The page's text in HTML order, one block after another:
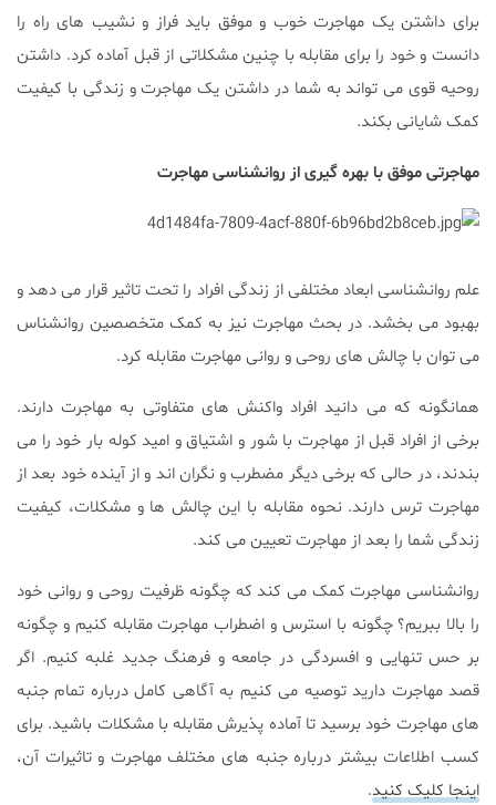
برای داشتن یک مهاجرت خوب و موفق باید فراز و نشیب های راه را
دانست و خود را برای مقابله با چنین مشکلاتی از قبل آماده کرد. داشتن
روحیه قوی می تواند به شما در داشتن یک مهاجرت و زندگی با کیفیت
کمک شایانی بکند.
مهاجرتی موفق با بهره گیری از روانشناسی مهاجرت
علم روانشناسی ابعاد مختلفی از زندگی افراد را تحت تاثیر قرار می دهد و
بهبود می بخشد. در بحث مهاجرت نیز به کمک متخصصین روانشناس
می توان با چالش های روحی و روانی مهاجرت مقابله کرد.
همانگونه که می دانید افراد واکنش های متفاوتی به مهاجرت دارند.
برخی از افراد قبل از مهاجرت با شور و اشتیاق و امید کوله بار خود را می
بندند، در حالی که برخی دیگر مضطرب و نگران اند و از آینده خود بعد از
مهاجرت ترس دارند. نحوه مقابله با این چالش ها و مشکلات، کیفیت
زندگی شما را بعد از مهاجرت تعیین می کند.
روانشناسی مهاجرت کمک می کند که چگونه ظرفیت روحی و روانی خود
را بالا ببریم؟ چگونه با استرس و اضطراب مهاجرت مقابله کنیم و چگونه
بر حس تنهایی و افسردگی در جامعه و فرهنگ جدید غلبه کنیم. اگر
قصد مهاجرت دارید توصیه می کنیم به آگاهی کامل درباره تمام جنبه
های مهاجرت خود برسید تا آماده پذیرش مقابله با مشکلات باشید. برای
کسب اطلاعات بیشتر درباره جنبه های مختلف مهاجرت و تاثیرات آن،
اینجا کلیک کنید.